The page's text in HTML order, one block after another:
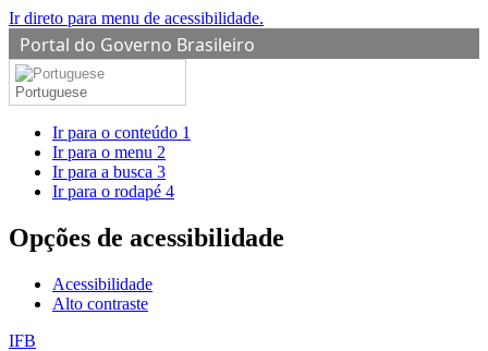
Ir direto para menu de acessibilidade.
Portal do Governo Brasileiro
Portuguese
Ir para o conteúdo 1
Ir para o menu 2
Ir para a busca 3
Ir para o rodapé 4
Opções de acessibilidade
Acessibilidade
Alto contraste
IFB